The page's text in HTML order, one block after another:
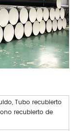
Tubo recubierto
recubierto de